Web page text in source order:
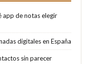
app de notas elegir
digitales en España
sin parecer